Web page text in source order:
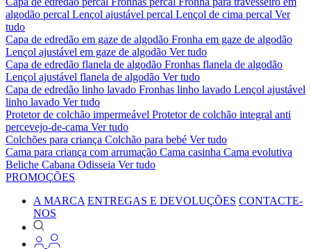
algodão percal Lençol ajustável percal Lençol de cima percal Ver
tudo
Capa de edredão em gaze de algodão Fronha em gaze de algodão
Lençol ajustável em gaze de algodão Ver tudo
Capa de edredão flanela de algodão Fronhas flanela de algodão
Lençol ajustável flanela de algodão Ver tudo
Capa de edredão linho lavado Fronhas linho lavado Lençol ajustável
linho lavado Ver tudo
Protetor de colchão impermeável Protetor de colchão integral anti
percevejo-de-cama Ver tudo
Colchões para criança Colchão para bebé Ver tudo
Cama para criança com arrumação Cama casinha Cama evolutiva
Beliche Cabana Odisseia Ver tudo
PROMOÇÕES
A MARCA ENTREGAS E DEVOLUÇÕES CONTACTE-
NOS